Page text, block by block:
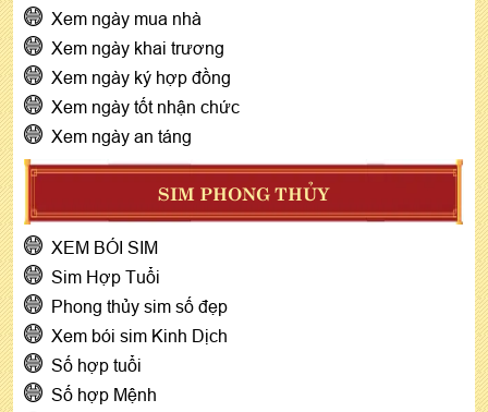
Xem ngày mua nhà
Xem ngày khai trương
Xem ngày ký hợp đồng
Xem ngày tốt nhận chức
Xem ngày an táng
SIM PHONG THỦY
XEM BÓI SIM
Sim Hợp Tuổi
Phong thủy sim số đẹp
Xem bói sim Kinh Dịch
Số hợp tuổi
Số hợp Mệnh